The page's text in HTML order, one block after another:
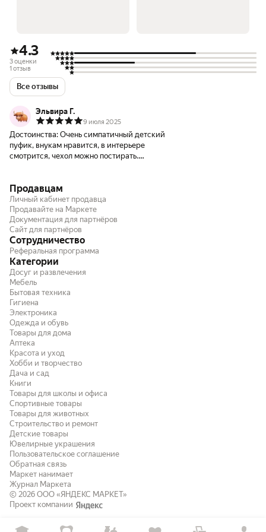
4.3
3 оценки
1 отзыв
Все отзывы
Эльвира Г.
9 июля 2025
Достоинства: Очень симпатичный детский
пуфик, внукам нравится, в интерьере
смотрится, чехол можно постирать.
Продавцам
Личный кабинет продавца
Продавайте на Маркете
Документация для партнёров
Сайт для партнёров
Сотрудничество
Реферальная программа
Категории
Досуг и развлечения
Мебель
Бытовая техника
Гигиена
Электроника
Одежда и обувь
Товары для дома
Аптека
Красота и уход
Хобби и творчество
Дача и сад
Книги
Товары для школы и офиса
Спортивные товары
Товары для животных
Строительство и ремонт
Детские товары
Ювелирные украшения
Пользовательское соглашение
Обратная связь
Маркет нанимает
Журнал Маркета
© 2026 ООО «ЯНДЕКС МАРКЕТ»
Проект компании